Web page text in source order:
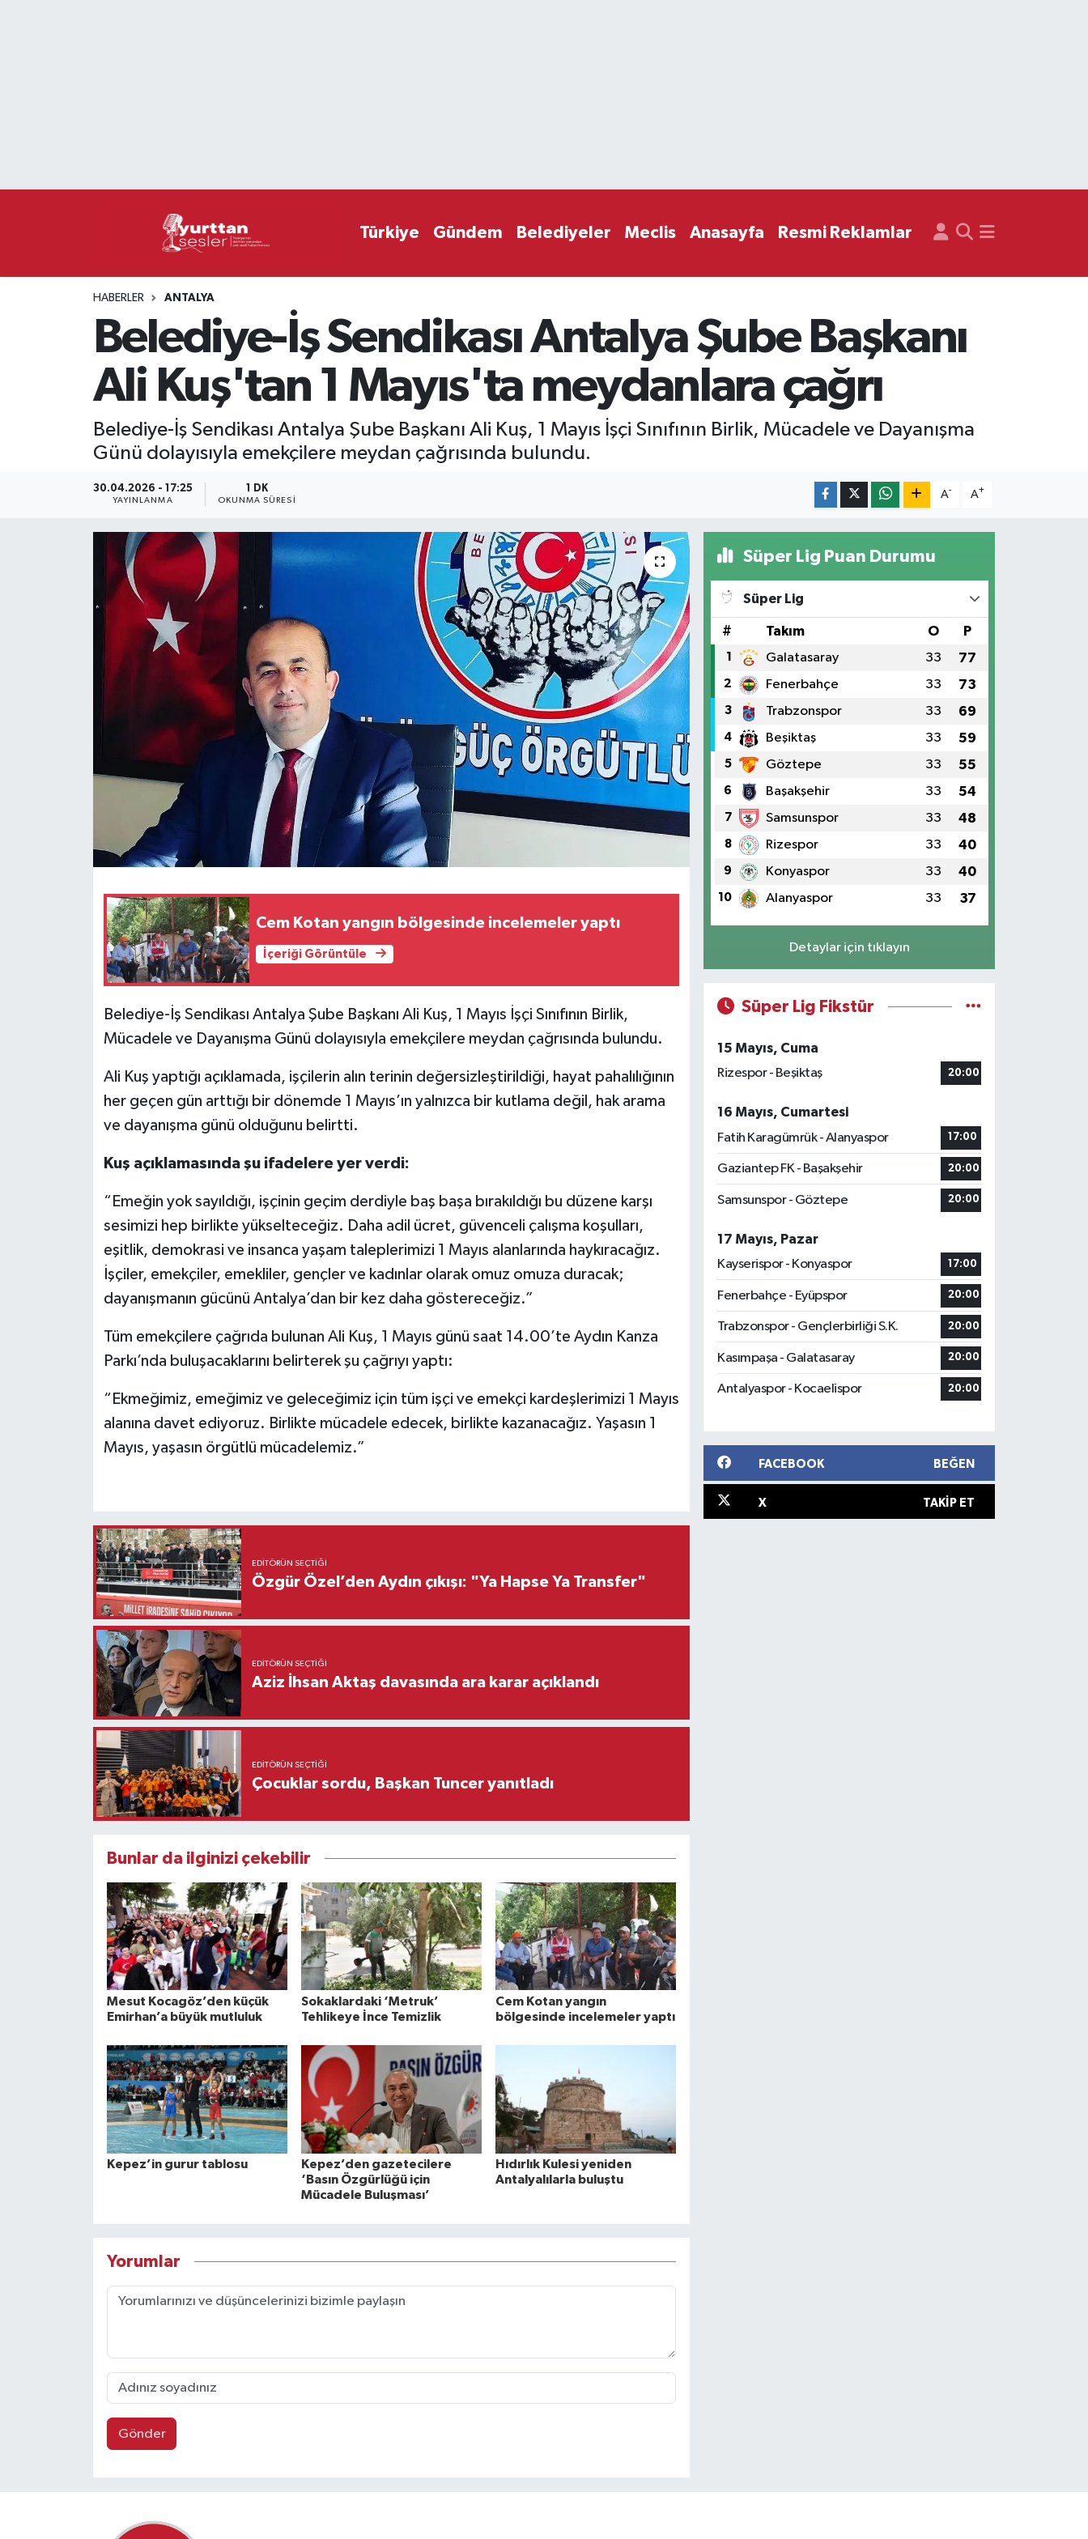
Türkiye Gündem Belediyeler Meclis Anasayfa Resmi Reklamlar
HABERLER ANTALYA
Belediye-İş Sendikası Antalya Şube Başkanı
Ali Kuş'tan 1 Mayıs'ta meydanlara çağrı
Belediye-İş Sendikası Antalya Şube Başkanı Ali Kuş, 1 Mayıs İşçi Sınıfının Birlik, Mücadele ve Dayanışma
Günü dolayısıyla emekçilere meydan çağrısında bulundu.
30.04.2026 - 17:25
YAYINLANMA
1 DK
OKUNMA SÜRESI
A- A+
Cem Kotan yangın bölgesinde incelemeler yaptı
İçeriği Görüntüle
Belediye-İş Sendikası Antalya Şube Başkanı Ali Kuş, 1 Mayıs İşçi Sınıfının Birlik,
Mücadele ve Dayanışma Günü dolayısıyla emekçilere meydan çağrısında bulundu.
Ali Kuş yaptığı açıklamada, işçilerin alın terinin değersizleştirildiği, hayat pahalılığının
her geçen gün arttığı bir dönemde 1 Mayıs’ın yalnızca bir kutlama değil, hak arama
ve dayanışma günü olduğunu belirtti.
Kuş açıklamasında şu ifadelere yer verdi:
“Emeğin yok sayıldığı, işçinin geçim derdiyle baş başa bırakıldığı bu düzene karşı
sesimizi hep birlikte yükselteceğiz. Daha adil ücret, güvenceli çalışma koşulları,
eşitlik, demokrasi ve insanca yaşam taleplerimizi 1 Mayıs alanlarında haykıracağız.
İşçiler, emekçiler, emekliler, gençler ve kadınlar olarak omuz omuza duracak;
dayanışmanın gücünü Antalya’dan bir kez daha göstereceğiz.”
Tüm emekçilere çağrıda bulunan Ali Kuş, 1 Mayıs günü saat 14.00’te Aydın Kanza
Parkı’nda buluşacaklarını belirterek şu çağrıyı yaptı:
“Ekmeğimiz, emeğimiz ve geleceğimiz için tüm işçi ve emekçi kardeşlerimizi 1 Mayıs
alanına davet ediyoruz. Birlikte mücadele edecek, birlikte kazanacağız. Yaşasın 1
Mayıs, yaşasın örgütlü mücadelemiz.”
EDITÖRÜN SEÇTIĞI
Özgür Özel’den Aydın çıkışı: "Ya Hapse Ya Transfer"
EDITÖRÜN SEÇTIĞI
Aziz İhsan Aktaş davasında ara karar açıklandı
EDITÖRÜN SEÇTIĞI
Çocuklar sordu, Başkan Tuncer yanıtladı
Bunlar da ilginizi çekebilir
Mesut Kocagöz’den küçük
Emirhan’a büyük mutluluk
Sokaklardaki ‘Metruk’
Tehlikeye İnce Temizlik
Cem Kotan yangın
bölgesinde incelemeler yaptı
Kepez’in gurur tablosu
Kepez’den gazetecilere
‘Basın Özgürlüğü için
Mücadele Buluşması’
Hıdırlık Kulesi yeniden
Antalyalılarla buluştu
Yorumlar
Gönder
Süper Lig Puan Durumu
Süper Lig
# Takım O P
1 Galatasaray 33 77
2 Fenerbahçe 33 73
3 Trabzonspor 33 69
4 Beşiktaş 33 59
5 Göztepe 33 55
6 Başakşehir 33 54
7 Samsunspor 33 48
8 Rizespor 33 40
9 Konyaspor 33 40
10 Alanyaspor 33 37
Detaylar için tıklayın
Süper Lig Fikstür
15 Mayıs, Cuma
Rizespor - Beşiktaş
20:00
16 Mayıs, Cumartesi
Fatih Karagümrük - Alanyaspor
17:00
Gaziantep FK - Başakşehir 20:00
Samsunspor - Göztepe 20:00
17 Mayıs, Pazar
Kayserispor - Konyaspor
17:00
Fenerbahçe - Eyüpspor 20:00
Trabzonspor - Gençlerbirliği S.K. 20:00
Kasımpaşa - Galatasaray 20:00
Antalyaspor - Kocaelispor 20:00
FACEBOOK BEĞEN
X TAKIP ET
Süper Lig Puan Durumu ve Fikstür
Haber Arşivi